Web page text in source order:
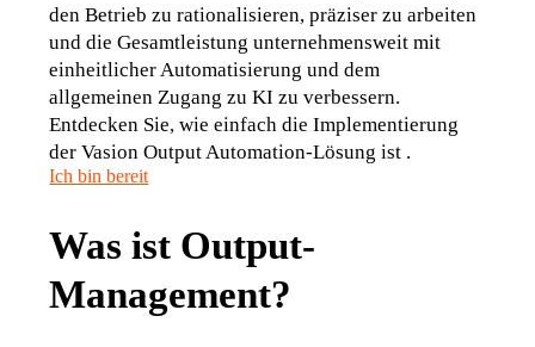
den Betrieb zu rationalisieren, präziser zu arbeiten
und die Gesamtleistung unternehmensweit mit
einheitlicher Automatisierung und dem
allgemeinen Zugang zu KI zu verbessern.
Entdecken Sie, wie einfach die Implementierung
der Vasion Output Automation-Lösung ist .
Ich bin bereit
Was ist Output-
Management?